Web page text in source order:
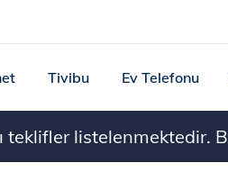
Tivibu Ev Telefonu
teklifler